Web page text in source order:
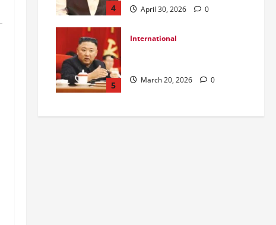
4 April 30, 2026 0
5
International
March 20, 2026 0